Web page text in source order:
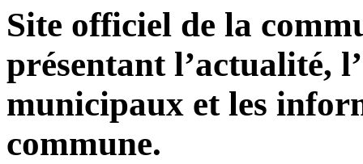
Site officiel de la
présentant l’actualité,
municipaux et les
commune.